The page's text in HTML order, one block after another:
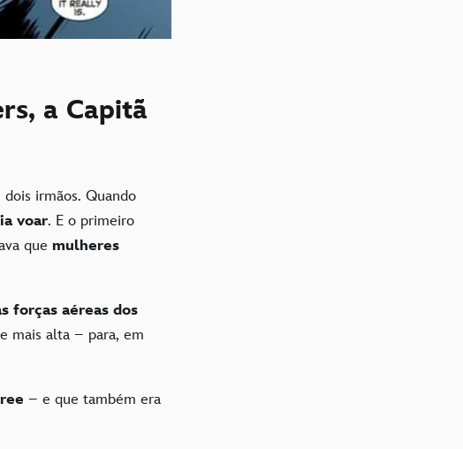
a Capitã
irmãos. Quando
voar. E o primeiro
que mulheres
forças aéreas dos
mais alta – para, em
– e que também era